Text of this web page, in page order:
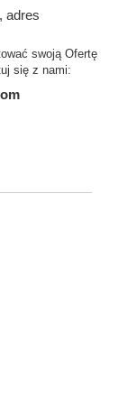
adres
swoją Ofertę
się z nami: